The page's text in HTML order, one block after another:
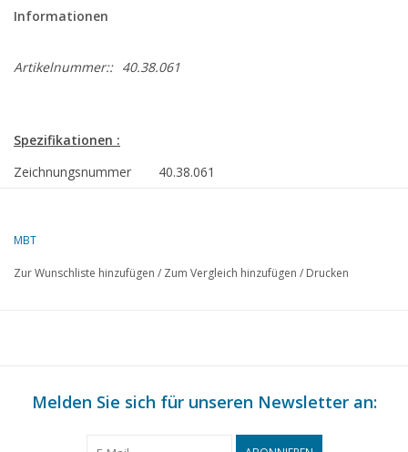
Informationen
Artikelnummer:: 40.38.061
Spezifikationen :
Zeichnungsnummer
40.38.061
Beschreibung
Qualität
D
Anzahl Blätter A0
0
MBT
Zur Wunschliste hinzufügen / Zum Vergleich hinzufügen / Drucken
Melden Sie sich für unseren Newsletter an: